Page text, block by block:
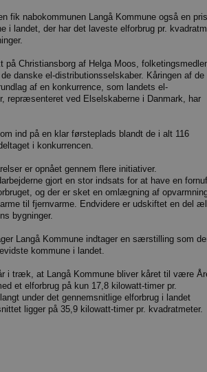
fik nabokommunen Langå Kommune også en
i landet, der har det laveste elforbrug pr.
på Christiansborg af Helga Moos,
danske el-distributionsselskaber. Kåringen af de
af en konkurrence, som landets el-
repræsenteret ved Elselskaberne i Danmark, har
ind på en klar førsteplads blandt de i alt 116
i konkurrencen.
er opnået gennem flere initiativer.
gjort en stor indsats for at have en
og der er sket en omlægning af
til fjernvarme. Endvidere er udskiftet en del
bygninger.
Langå Kommune indtager en særstilling som
kommune i landet.
i træk, at Langå Kommune bliver kåret til være
et elforbrug på kun 17,8 kilowatt-timer pr.
under det gennemsnitlige elforbrug i landet
ligger på 35,9 kilowatt-timer pr. kvadratmeter.